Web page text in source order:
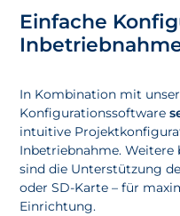
Einfache
In Kombination mit
Konfigurationssoftware
intuitive
Inbetriebnahme.
sind die Unterstützung
oder SD-Karte – für
Einrichtung.